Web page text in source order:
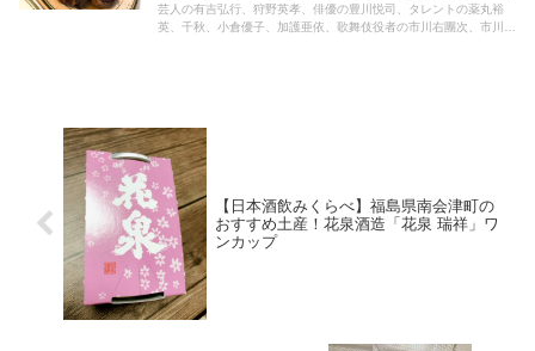
芸人の有吉弘行、狩野英孝、俳優の豊川悦司、タレントの薬丸裕
英、千秋、小倉優子、加護亜依、歌舞伎役者の市川右團次、市川右
【日本酒飲みくらべ】福島県南会津町の
おすすめ土産！花泉酒造「花泉 瑞祥」ワ
ンカップ